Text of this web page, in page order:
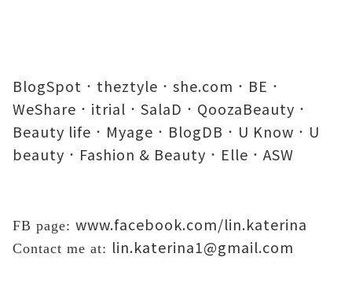
BlogSpot ． theztyle ． she.com ． BE ．
WeShare ． itrial ． SalaD ． QoozaBeauty ．
Beauty life ． Myage ． BlogDB ． U Know ． U
beauty ． Fashion & Beauty ． Elle ．ASW
FB page: www.facebook.com/lin.katerina
Contact me at: lin.katerina1@gmail.com